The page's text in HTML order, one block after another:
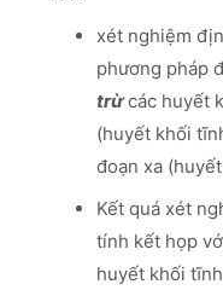
xét nghiệm
phương pháp
trừcác huyết
(huyết khối
đoạn xa
Kết quá xét
tính kết họp
huyết khối